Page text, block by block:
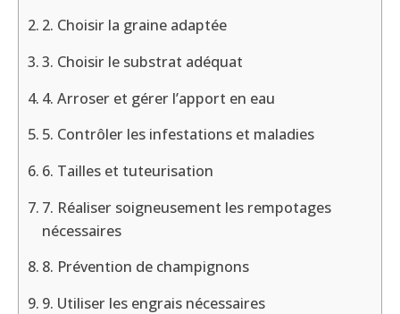
2. Choisir la graine adaptée
3. Choisir le substrat adéquat
4. Arroser et gérer l’apport en eau
5. Contrôler les infestations et maladies
6. Tailles et tuteurisation
7. Réaliser soigneusement les rempotages
nécessaires
8. Prévention de champignons
9. Utiliser les engrais nécessaires